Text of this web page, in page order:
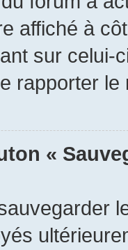
affiché à
sur
rapporter le
«